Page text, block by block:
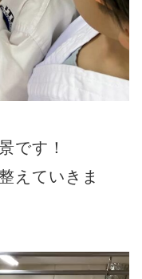
です！
えていきま